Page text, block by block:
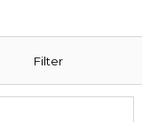
Filter